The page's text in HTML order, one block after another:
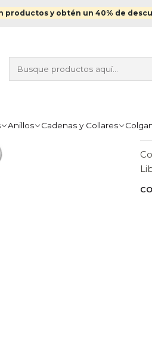
Anillos Cadenas y Collares
productos y obtén un 40% de
Cadenas y Collares Enchapados en